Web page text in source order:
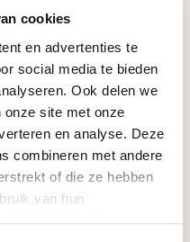
cookies
en advertenties te
social media te bieden
Ook delen we
onze site met onze
en analyse. Deze
combineren met andere
of die ze hebben
van hun